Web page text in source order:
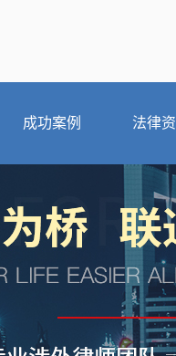
成功案例 法律